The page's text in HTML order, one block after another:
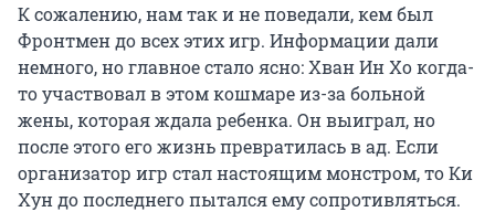
К сожалению, нам так и не поведали, кем был
Фронтмен до всех этих игр. Информации дали
немного, но главное стало ясно: Хван Ин Хо когда-
то участвовал в этом кошмаре из-за больной
жены, которая ждала ребенка. Он выиграл, но
после этого его жизнь превратилась в ад. Если
организатор игр стал настоящим монстром, то Ки
Хун до последнего пытался ему сопротивляться.